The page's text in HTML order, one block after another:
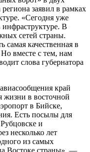
заявил в рамках
«Сегодня уже
инфраструктуре. В
сетей страны.
самая качественная в
вместе с тем, нам
слова губернатора
край
жизни в восточной
в Бийске,
Есть посылы для
и
несколько лет
из самых